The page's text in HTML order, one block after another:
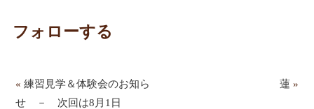
フォローする
«練習見学＆体験会のお知ら
せ － 次回は8月1日
蓮»